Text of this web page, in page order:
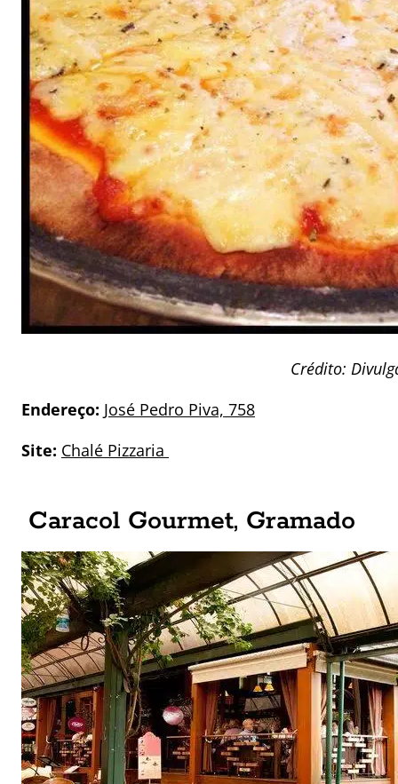
Crédito:
Endereço: José Pedro Piva, 758
Site: Chalé Pizzaria
Caracol Gourmet, Gramado